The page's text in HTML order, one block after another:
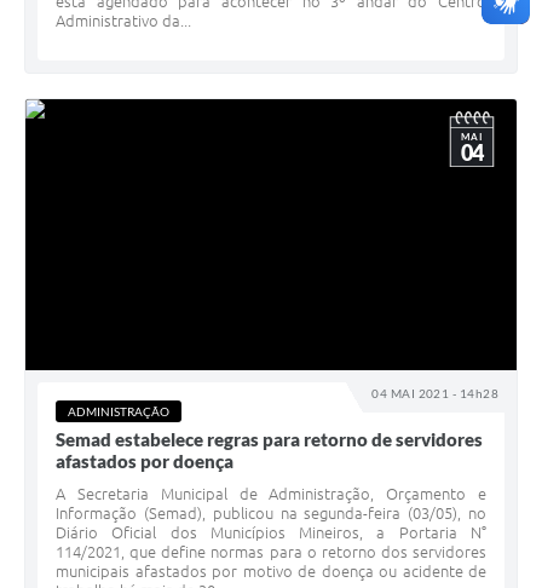
Administrativo da...
04 MAI 2021 - 14h28
MAI
04
ADMINISTRAÇÃO
Semad estabelece regras para retorno de servidores
afastados por doença
A Secretaria Municipal de Administração, Orçamento e
Informação (Semad), publicou na segunda-feira (03/05), no
Diário Oficial dos Municípios Mineiros, a Portaria N°
114/2021, que define normas para o retorno dos servidores
municipais afastados por motivo de doença ou acidente de